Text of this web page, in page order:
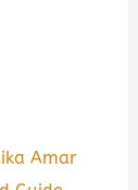
Amar